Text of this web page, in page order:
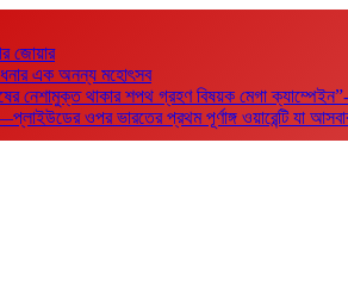
জোয়ার
এক অনন্য মহোৎসব
নেশামুক্ত থাকার শপথ গ্রহণ বিষয়ক মেগা
ওপর ভারতের প্রথম পূর্ণাঙ্গ ওয়ারেন্টি যা